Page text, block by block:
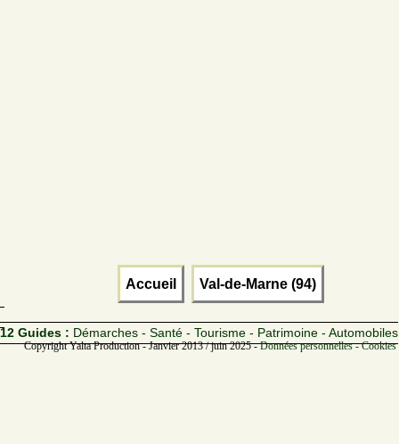
Accueil Val-de-Marne (94)
12 Guides : Démarches - Santé - Tourisme - Patrimoine - Automobiles
Copyright Yalta Production - Janvier 2013 / juin 2025 -Données personnelles -